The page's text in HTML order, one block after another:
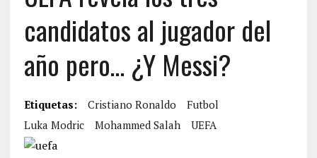
candidatos al jugador del
año pero… ¿Y Messi?
Etiquetas: Cristiano Ronaldo
Futbol
Luka Modric
Mohammed Salah UEFA